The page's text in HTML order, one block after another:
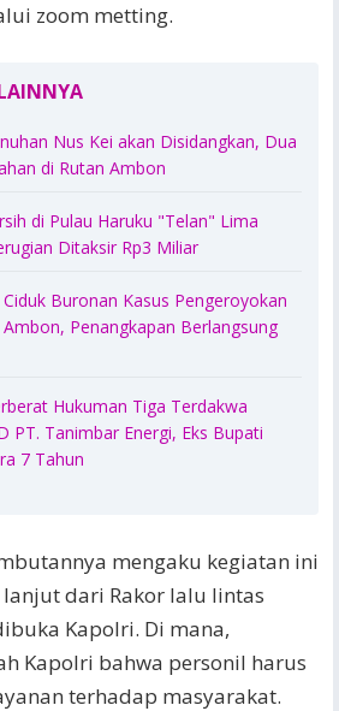
zoom metting.
Nus Kei akan Disidangkan, Dua
di Rutan Ambon
di Pulau Haruku "Telan" Lima
Ditaksir Rp3 Miliar
Buronan Kasus Pengeroyokan
Penangkapan Berlangsung
Hukuman Tiga Terdakwa
PT. Tanimbar Energi, Eks Bupati
7 Tahun
mengaku kegiatan ini
dari Rakor lalu lintas
Kapolri. Di mana,
Kapolri bahwa personil harus
terhadap masyarakat.